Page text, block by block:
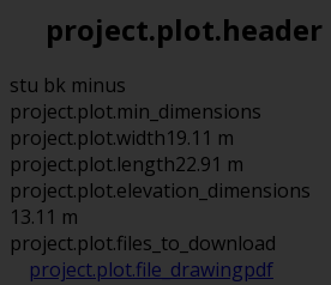
project.plot.header
stu bk minus
project.plot.min_dimensions
project.plot.width19.11 m
project.plot.length22.91 m
project.plot.elevation_dimensions
13.11 m
project.plot.files_to_download
project.plot.file_drawingpdf